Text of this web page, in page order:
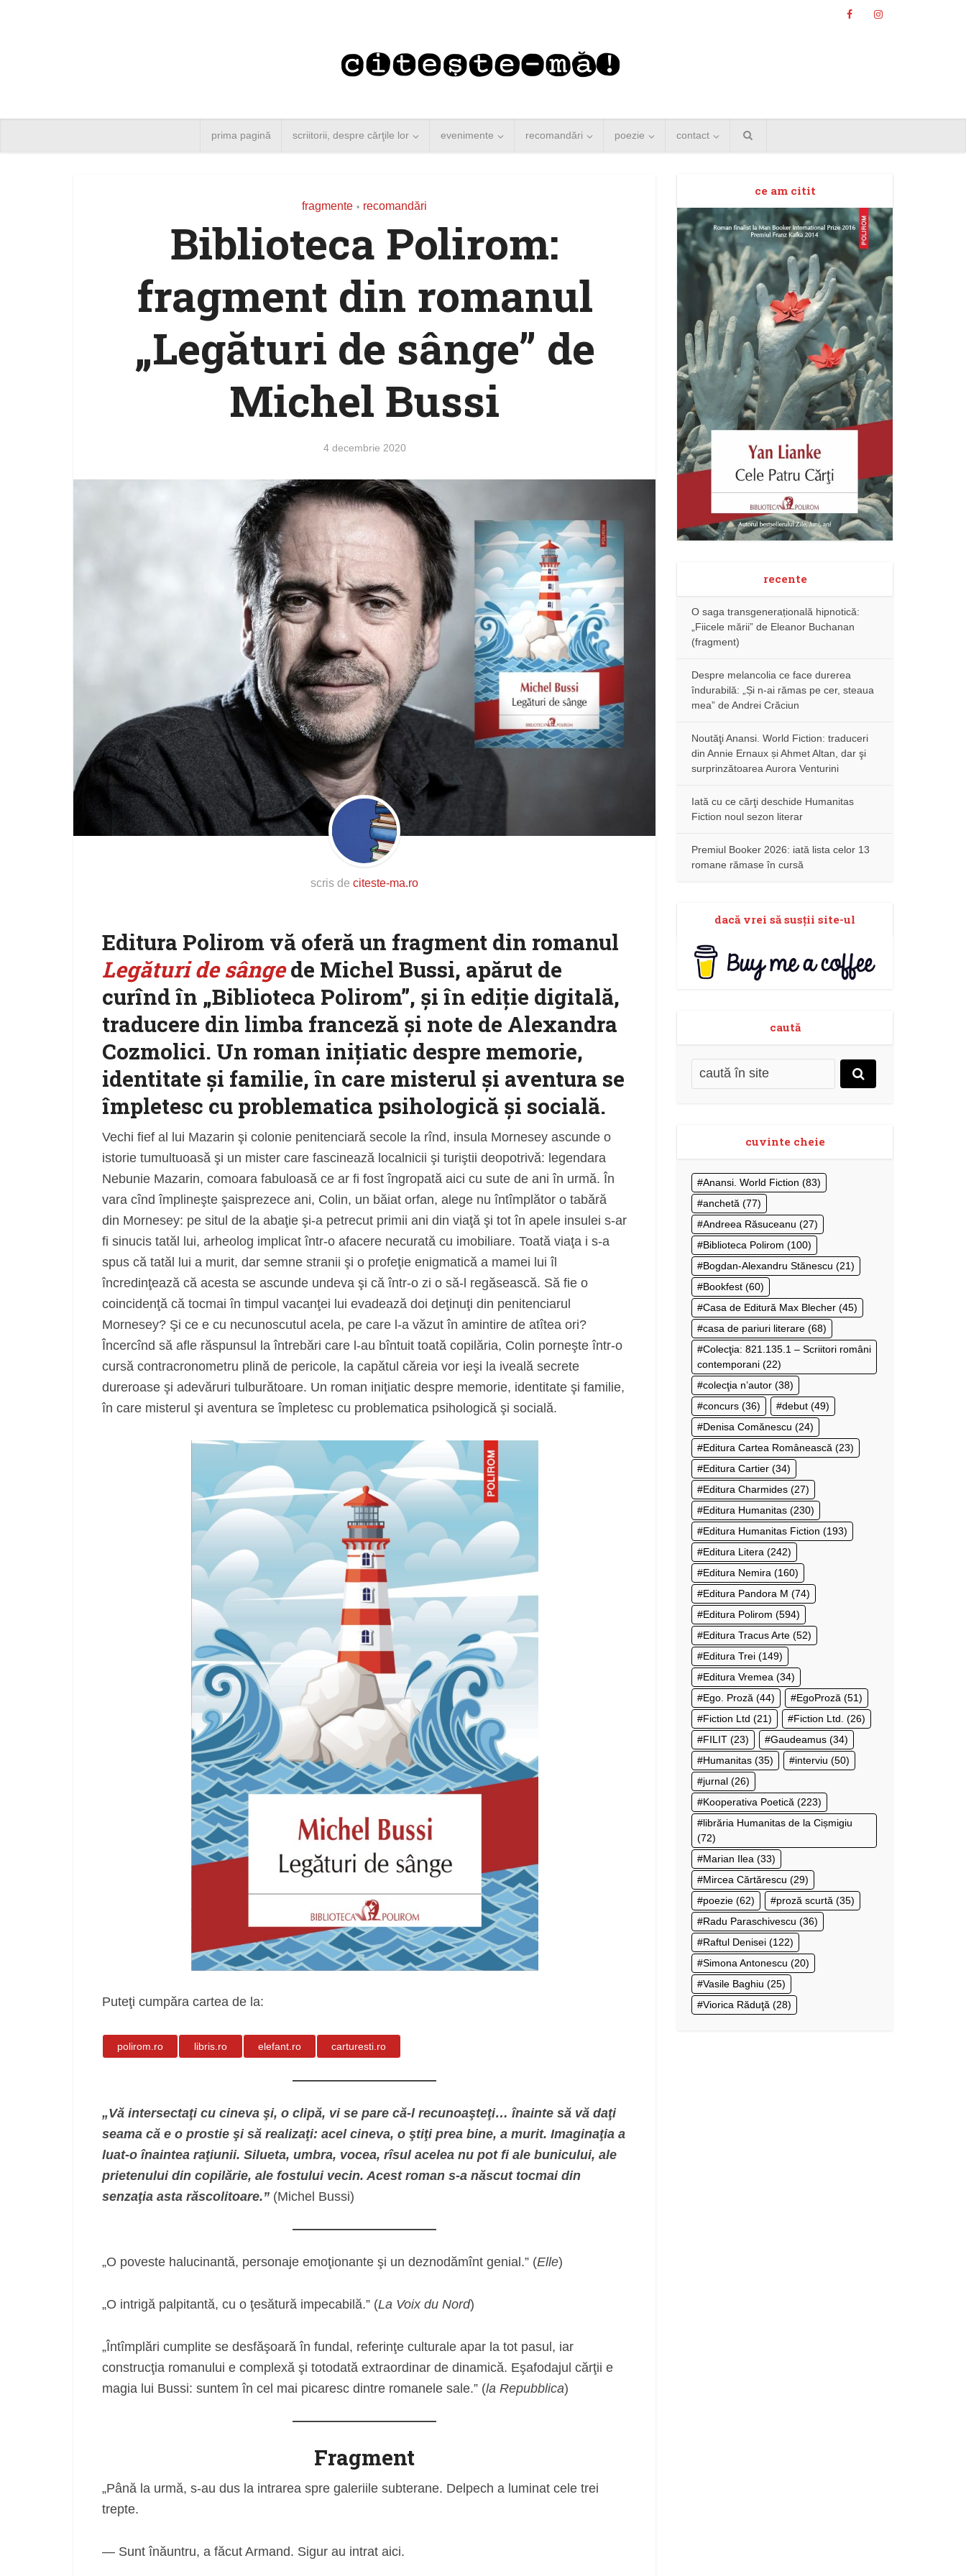
prima pagină scriitorii, despre cărţile lor evenimente recomandări poezie contact
fragmente • recomandări
Biblioteca Polirom:
fragment din romanul
„Legături de sânge” de
Michel Bussi
4 decembrie 2020
scris de citeste-ma.ro
Editura Polirom vă oferă un fragment din romanul
Legături de sângede Michel Bussi, apărut de
curînd în „Biblioteca Polirom”, şi în ediţie digitală,
traducere din limba franceză şi note de Alexandra
Cozmolici. Un roman iniţiatic despre memorie,
identitate şi familie, în care misterul şi aventura se
împletesc cu problematica psihologică şi socială.
Vechi fief al lui Mazarin şi colonie penitenciară secole la rînd, insula Mornesey ascunde o
istorie tumultuoasă şi un mister care fascinează localnicii şi turiştii deopotrivă: legendara
Nebunie Mazarin, comoara fabuloasă ce ar fi fost îngropată aici cu sute de ani în urmă. În
vara cînd împlineşte şaisprezece ani, Colin, un băiat orfan, alege nu întîmplător o tabără
din Mornesey: pe situl de la abaţie şi-a petrecut primii ani din viaţă şi tot în apele insulei s-ar
fi sinucis tatăl lui, arheolog implicat într-o afacere necurată cu imobiliare. Toată viaţa i s-a
spus că tatăl lui a murit, dar semne stranii şi o profeţie enigmatică a mamei lui îl
încredinţează că acesta se ascunde undeva şi că într-o zi o să-l regăsească. Să fie o
coincidenţă că tocmai în timpul vacanţei lui evadează doi deţinuţi din penitenciarul
Mornesey? Şi ce e cu necunoscutul acela, pe care l-a văzut în amintire de atîtea ori?
Încercînd să afle răspunsul la întrebări care l-au bîntuit toată copilăria, Colin porneşte într-o
cursă contracronometru plină de pericole, la capătul căreia vor ieşi la iveală secrete
dureroase şi adevăruri tulburătoare. Un roman iniţiatic despre memorie, identitate şi familie,
în care misterul şi aventura se împletesc cu problematica psihologică şi socială.
Puteţi cumpăra cartea de la:
polirom.ro libris.ro elefant.ro carturesti.ro
„Vă intersectaţi cu cineva şi, o clipă, vi se pare că-l recunoaşteţi… înainte să vă daţi
seama că e o prostie şi să realizaţi: acel cineva, o ştiţi prea bine, a murit. Imaginaţia a
luat-o înaintea raţiunii. Silueta, umbra, vocea, rîsul acelea nu pot fi ale bunicului, ale
prietenului din copilărie, ale fostului vecin. Acest roman s-a născut tocmai din
senzaţia asta răscolitoare.” (Michel Bussi)
„O poveste halucinantă, personaje emoţionante şi un deznodămînt genial.” (Elle)
„O intrigă palpitantă, cu o ţesătură impecabilă.” (La Voix du Nord)
„Întîmplări cumplite se desfăşoară în fundal, referinţe culturale apar la tot pasul, iar
construcţia romanului e complexă şi totodată extraordinar de dinamică. Eşafodajul cărţii e
magia lui Bussi: suntem în cel mai picaresc dintre romanele sale.” (la Repubblica)
Fragment
„Până la urmă, s-au dus la intrarea spre galeriile subterane. Delpech a luminat cele trei
trepte.
— Sunt înăuntru, a făcut Armand. Sigur au intrat aici.
ce am citit
recente
O saga transgenerațională hipnotică:
„Fiicele mării” de Eleanor Buchanan
(fragment)
Despre melancolia ce face durerea
îndurabilă: „Și n-ai rămas pe cer, steaua
mea” de Andrei Crăciun
Noutăţi Anansi. World Fiction: traduceri
din Annie Ernaux și Ahmet Altan, dar şi
surprinzătoarea Aurora Venturini
Iată cu ce cărţi deschide Humanitas
Fiction noul sezon literar
Premiul Booker 2026: iată lista celor 13
romane rămase în cursă
dacă vrei să susţii site-ul
caută
cuvinte cheie
Anansi. World Fiction (83)
anchetă (77)
Andreea Răsuceanu (27)
Biblioteca Polirom (100)
Bogdan-Alexandru Stănescu (21)
Bookfest (60)
Casa de Editură Max Blecher (45)
casa de pariuri literare (68)
Colecţia: 821.135.1 – Scriitori români
contemporani (22)
colecţia n’autor (38)
concurs (36) debut (49)
Denisa Comănescu (24)
Editura Cartea Românească (23)
Editura Cartier (34)
Editura Charmides (27)
Editura Humanitas (230)
Editura Humanitas Fiction (193)
Editura Litera (242)
Editura Nemira (160)
Editura Pandora M (74)
Editura Polirom (594)
Editura Tracus Arte (52)
Editura Trei (149)
Editura Vremea (34)
Ego. Proză (44) EgoProză (51)
Fiction Ltd (21) Fiction Ltd. (26)
FILIT (23) Gaudeamus (34)
Humanitas (35) interviu (50)
jurnal (26)
Kooperativa Poetică (223)
librăria Humanitas de la Cișmigiu
(72)
Marian Ilea (33)
Mircea Cărtărescu (29)
poezie (62) proză scurtă (35)
Radu Paraschivescu (36)
Raftul Denisei (122)
Simona Antonescu (20)
Vasile Baghiu (25)
Viorica Răduţă (28)